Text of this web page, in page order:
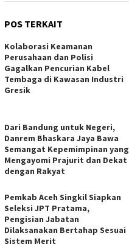
POS TERKAIT
Kolaborasi Keamanan
Perusahaan dan Polisi
Gagalkan Pencurian Kabel
Tembaga di Kawasan Industri
Gresik
Dari Bandung untuk Negeri,
Danrem Bhaskara Jaya Bawa
Semangat Kepemimpinan yang
Mengayomi Prajurit dan Dekat
dengan Rakyat
Pemkab Aceh Singkil Siapkan
Seleksi JPT Pratama,
Pengisian Jabatan
Dilaksanakan Bertahap Sesuai
Sistem Merit